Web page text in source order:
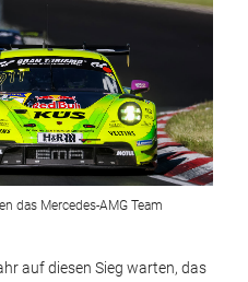
das Mercedes-AMG Team
auf diesen Sieg warten, das